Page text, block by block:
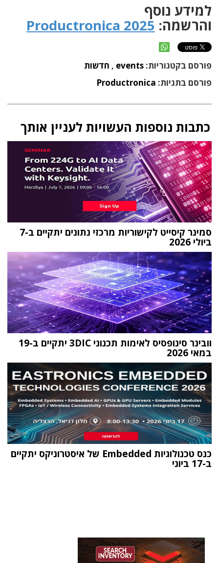
למידע נוסף
והרשמה: Productronica 2025
פורסם בקטגוריות: events
, חדשות
פורסם בתגיות: Productronica
כתבות נוספות העשויות לעניין אותך
סמינר קיסייט לקישוריות מרכזי נתונים יתקיים ב-7
ביולי 2026
וובינר סינופסיס לאימות תכנוני 3DIC יתקיים ב-19
במאי 2026
כנס טכנולוגיות Embedded של איסטרוניקס יתקיים
ב-17 ביוני